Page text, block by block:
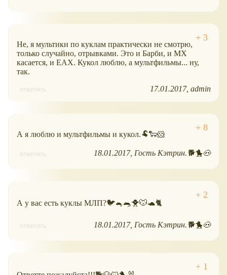
Не, я мультики по куклам практически не смотрю,
только случайно, отрывками. Это и Барби, и МХ
касается, и ЕАХ. Кукол люблю, а мультфильмы... ну,
так.
ответить 17.01.2017 admin
А я люблю и мультфильмы и кукол.🐏🐑🐹
ответить 18.01.2017 Гость Кэтрин.🐕🐤🐽
А у вас есть куклы МЛП?🐦🐁🐀🐥🐭🐢🐈
ответить 18.01.2017 Гость Кэтрин.🐕🐤🐽